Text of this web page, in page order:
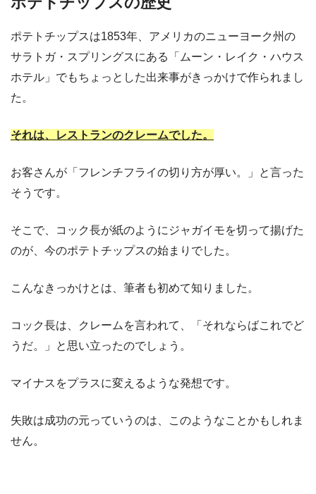
ポテトチップスは1853年、アメリカのニューヨーク州の
サラトガ・スプリングスにある「ムーン・レイク・ハウス
ホテル」でもちょっとした出来事がきっかけで作られまし
た。
それは、レストランのクレームでした。
お客さんが「フレンチフライの切り方が厚い。」と言った
そうです。
そこで、コック長が紙のようにジャガイモを切って揚げた
のが、今のポテトチップスの始まりでした。
こんなきっかけとは、筆者も初めて知りました。
コック長は、クレームを言われて、「それならばこれでど
うだ。」と思い立ったのでしょう。
マイナスをプラスに変えるような発想です。
失敗は成功の元っていうのは、このようなことかもしれま
せん。